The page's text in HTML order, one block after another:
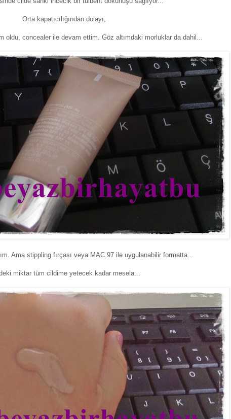
Orta kapatıcılığından dolayı,
oldu, concealer ile devam ettim. Göz altımdaki morluklar da dahil...
Ama stippling fırçası veya MAC 97 ile uygulanabilir formatta...
miktar tüm cildime yetecek kadar mesela...